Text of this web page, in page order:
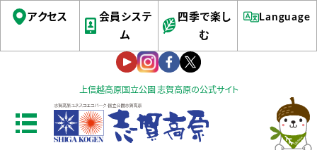
上信越高原国立公園 志賀高原の公式サイト
アクセス
会員システ
ム
四季で楽し
む
Language